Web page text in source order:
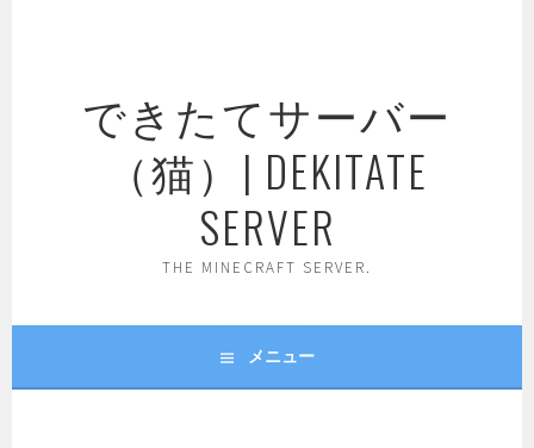
できたてサーバー
（猫）| DEKITATE
SERVER
THE MINECRAFT SERVER.
メニュー